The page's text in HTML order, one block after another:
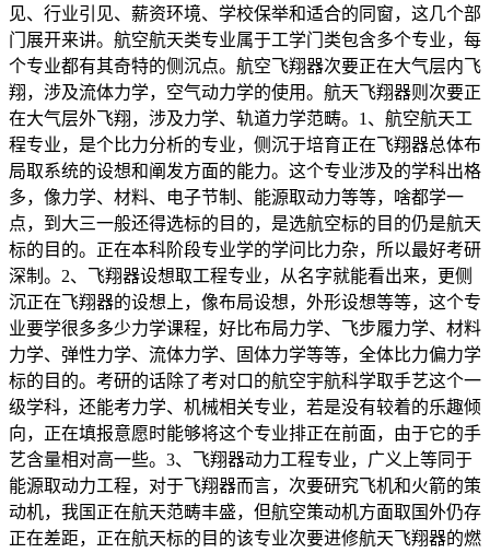
见、行业引见、薪资环境、学校保举和适合的同窗，这几个部
门展开来讲。航空航天类专业属于工学门类包含多个专业，每
个专业都有其奇特的侧沉点。航空飞翔器次要正在大气层内飞
翔，涉及流体力学，空气动力学的使用。航天飞翔器则次要正
在大气层外飞翔，涉及力学、轨道力学范畴。1、航空航天工
程专业，是个比力分析的专业，侧沉于培育正在飞翔器总体布
局取系统的设想和阐发方面的能力。这个专业涉及的学科出格
多，像力学、材料、电子节制、能源取动力等等，啥都学一
点，到大三一般还得选标的目的，是选航空标的目的仍是航天
标的目的。正在本科阶段专业学的学问比力杂，所以最好考研
深制。2、飞翔器设想取工程专业，从名字就能看出来，更侧
沉正在飞翔器的设想上，像布局设想，外形设想等等，这个专
业要学很多多少力学课程，好比布局力学、飞步履力学、材料
力学、弹性力学、流体力学、固体力学等等，全体比力偏力学
标的目的。考研的话除了考对口的航空宇航科学取手艺这个一
级学科，还能考力学、机械相关专业，若是没有较着的乐趣倾
向，正在填报意愿时能够将这个专业排正在前面，由于它的手
艺含量相对高一些。3、飞翔器动力工程专业，广义上等同于
能源取动力工程，对于飞翔器而言，次要研究飞机和火箭的策
动机，我国正在航天范畴丰盛，但航空策动机方面取国外仍存
正在差距，正在航天标的目的该专业次要进修航天飞翔器的燃